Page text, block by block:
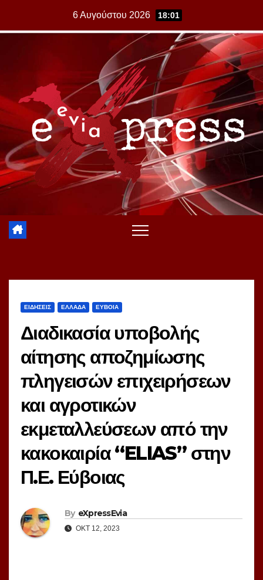
6 Αυγούστου 2026 18:01
ΕΙΔΗΣΕΙΣ ΕΛΛΑΔΑ ΕΥΒΟΙΑ
Διαδικασία υποβολής
αίτησης αποζημίωσης
πληγεισών επιχειρήσεων
και αγροτικών
εκμεταλλεύσεων από την
κακοκαιρία “ELIAS” στην
Π.Ε. Εύβοιας
By eXpressEvia
ΟΚΤ 12, 2023